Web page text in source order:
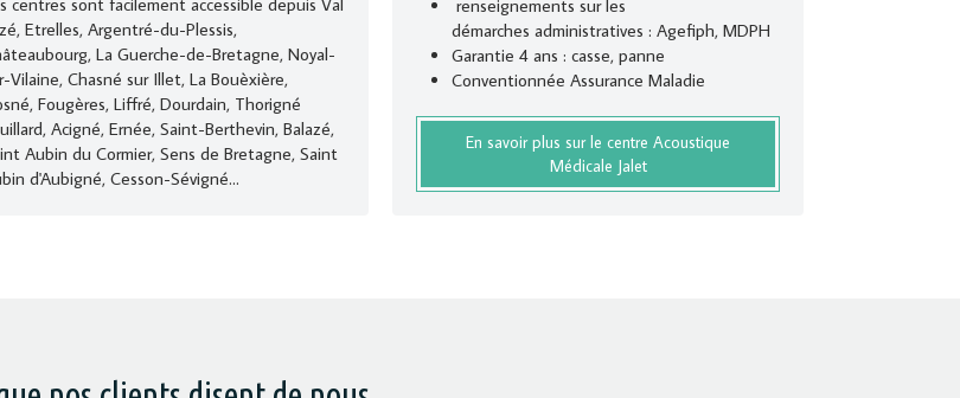
Etrelles, Argentré-du-Plessis,
La Guerche-de-Bretagne, Noyal-
Vilaine, Chasné sur Illet, La Bouèxière,
Fougères, Liffré, Dourdain, Thorigné
Acigné, Ernée, Saint-Berthevin, Balazé,
Aubin du Cormier, Sens de Bretagne, Saint
d'Aubigné, Cesson-Sévigné...
renseignements sur les
démarches administratives : Agefiph, MDPH
​Garantie 4 ans : casse, panne
Conventionnée Assurance Maladie
En savoir plus sur le centre Acoustique
Médicale Jalet